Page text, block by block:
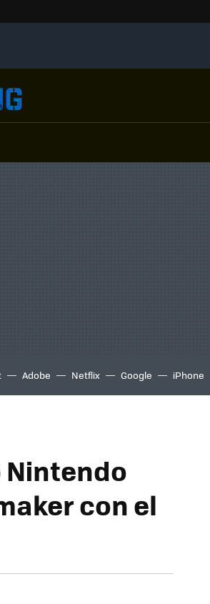
Adobe Netflix Google iPhone
Nintendo
con el